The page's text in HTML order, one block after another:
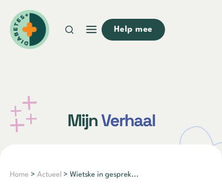
naar
inhoud
Help mee
MijnVerhaal
Home > Actueel > Wietske in gesprek...